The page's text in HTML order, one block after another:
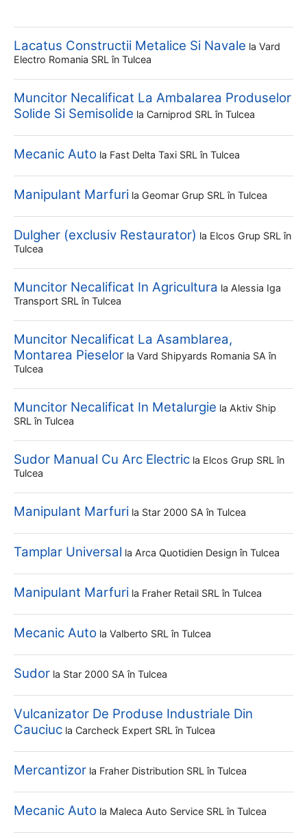
Lacatus Constructii Metalice Si Navale la Vard
Electro Romania SRL în Tulcea
Muncitor Necalificat La Ambalarea Produselor
Solide Si Semisolide la Carniprod SRL în Tulcea
Mecanic Auto la Fast Delta Taxi SRL în Tulcea
Manipulant Marfuri la Geomar Grup SRL în Tulcea
Dulgher (exclusiv Restaurator) la Elcos Grup SRL în
Tulcea
Muncitor Necalificat In Agricultura la Alessia Iga
Transport SRL în Tulcea
Muncitor Necalificat La Asamblarea,
Montarea Pieselor la Vard Shipyards Romania SA în
Tulcea
Muncitor Necalificat In Metalurgie la Aktiv Ship
SRL în Tulcea
Sudor Manual Cu Arc Electric la Elcos Grup SRL în
Tulcea
Manipulant Marfuri la Star 2000 SA în Tulcea
Tamplar Universal la Arca Quotidien Design în Tulcea
Manipulant Marfuri la Fraher Retail SRL în Tulcea
Mecanic Auto la Valberto SRL în Tulcea
Sudor la Star 2000 SA în Tulcea
Vulcanizator De Produse Industriale Din
Cauciuc la Carcheck Expert SRL în Tulcea
Mercantizor la Fraher Distribution SRL în Tulcea
Mecanic Auto la Maleca Auto Service SRL în Tulcea